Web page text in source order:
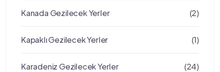
Kanada Gezilecek Yerler (2)
Kapaklı Gezilecek Yerler (1)
Karadeniz Gezilecek Yerler (24)